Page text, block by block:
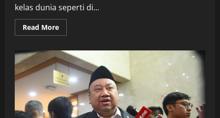
kelas dunia seperti di...
Read MoreRead
more
Jakarta
Ditargetkan
Naik
Kelas
Jadi
Destinasi
Dunia